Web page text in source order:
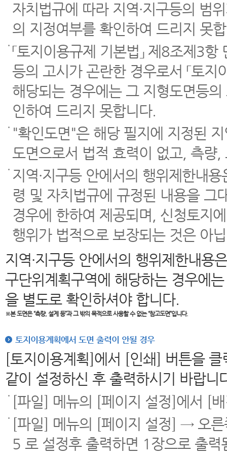
자치법규에 따라 지역·지구등의 범
의 지정여부를 확인하여 드리지 못
「토지이용규제 기본법」 제8조제3
등의 고시가 곤란한 경우로서 「토
해당되는 경우에는 그 지형도면등
인하여 드리지 못합니다.
"확인도면"은 해당 필지에 지정된
도면으로서 법적 효력이 없고, 측량
지역·지구등 안에서의 행위제한내
령 및 자치법규에 규정된 내용을 그
경우에 한하여 제공되며, 신청토지
행위가 법적으로 보장되는 것은 아
지역·지구등 안에서의 행위제한내용
구단위계획구역에 해당하는 경우에
을 별도로 확인하셔야 합니다.
※본 도면은“측량, 설계 등”과 그 밖의 목적으로 사용할 수 없는 “참고도면”입니다.
토지이용계획에서 도면 출력이 안될 경우
[토지이용계획]에서 [인쇄] 버튼을
같이 설정하신 후 출력하시기 바랍니
[파일] 메뉴의 [페이지 설정]에서 [
[파일] 메뉴의 [페이지 설정] → 오
5 로 설정후 출력하면 1장으로 출력